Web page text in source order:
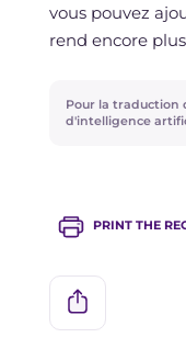
vous pouvez
rend encore
librement par
la sauce tartare
Pour la traduction
d'intelligence
PRINT THE